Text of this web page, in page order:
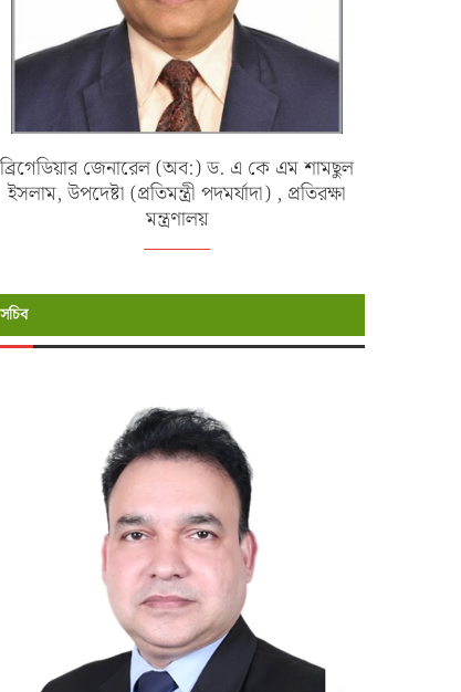
টাইগার লাইটনিং-২০২৬ এর
১৮-তম নৌবাহিনী প্রধান হিসেবে নিয়োগ
ব্রিগেডিয়ার জেনারেল (অব:) ড. এ কে এম শামছুল
ইসলাম, উপদেষ্টা (প্রতিমন্ত্রী পদমর্যাদা) , প্রতিরক্ষা
মন্ত্রণালয়
সচিব